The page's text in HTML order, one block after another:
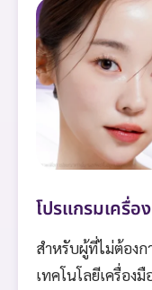
โปรแกรมเครื่อ
สำหรับผู้ที่ไม่ต้องก
เทคโนโลยีเครื่อง